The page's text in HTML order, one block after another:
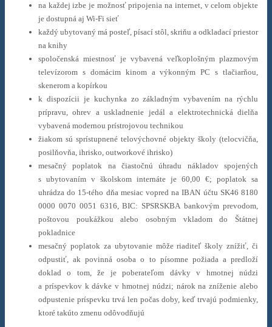
na každej izbe je možnosť pripojenia na internet, v celom objekte
je dostupná aj Wi-Fi sieť
každý ubytovaný má posteľ, písací stôl, skriňu a odkladací priestor
na knihy
spoločenská miestnosť je vybavená veľkoplošným plazmovým
televízorom s domácim kinom a výkonným PC s tlačiarňou,
skenerom a kopírkou
k dispozícii je kuchynka zo základným vybavením na rýchlu
prípravu, ohrev a uskladnenie jedál a elektrotechnická dielňa
vybavená modernou prístrojovou technikou
žiakom sú sprístupnené telovýchovné objekty školy (telocvičňa,
posilňovňa, ihrisko, outworkové ihrisko)
mesačný poplatok na čiastočnú úhradu nákladov spojených
s ubytovaním v školskom internáte je 60,00 €; poplatok sa
uhrádza do 15-tého dňa mesiac vopred na IBAN účtu SK46 8180
0000 0070 0051 6316, BIC: SPSRSKBA bankovým prevodom,
poštovou poukážkou alebo osobným vkladom do Štátnej
pokladnice
mesačný poplatok za ubytovanie môže riaditeľ školy znížiť, či
odpustiť, ak povinná osoba o to písomne požiada a predloží
doklad o tom, že je poberateľom dávky v hmotnej núdzi
a príspevkov k dávke v hmotnej núdzi; nárok na zníženie alebo
odpustenie príspevku trvá len počas doby, keď trvajú podmienky,
ktoré takúto zmenu odôvodňujú